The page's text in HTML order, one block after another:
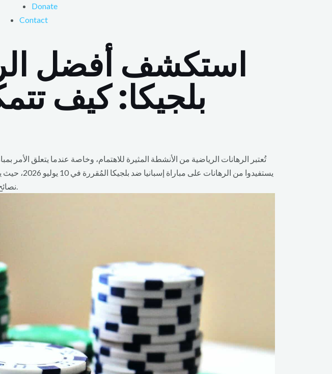
Donate
Contact
استكشف أفضل
بلجيكا: كيف
تُعتبر الرهانات الرياضية من الأنشطة المثيرة للاهتمام، وخاصة عندما يتعلق
يستفيدوا من الرهانات على مباراة إسبانيا ضد بلجيكا المُقررة في 10 يوليو 2026، حيث يمكنك أن تستمتع بتجربة مراهنة أكثر فائدة عندما
نصائح، وتحليل الاحتمالات، وتوصيات اللاعبين، سنساعدك على اتخاذ قرارات أكثر ذكاءً عند المراهنة.